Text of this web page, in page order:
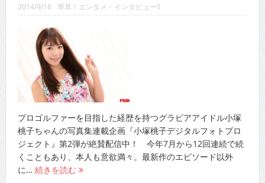
2014/9/16 早耳！エンタメ・インタビュー!!
プロゴルファーを目指した経歴を持つグラビアアイドル小塚
桃子ちゃんの写真集連載企画『小塚桃子デジタルフォトプロ
ジェクト』第2弾が絶賛配信中！ 今年7月から12回連続で続
くこともあり、本人も意欲満々。最新作のエピソード以外
に… 続きを読む